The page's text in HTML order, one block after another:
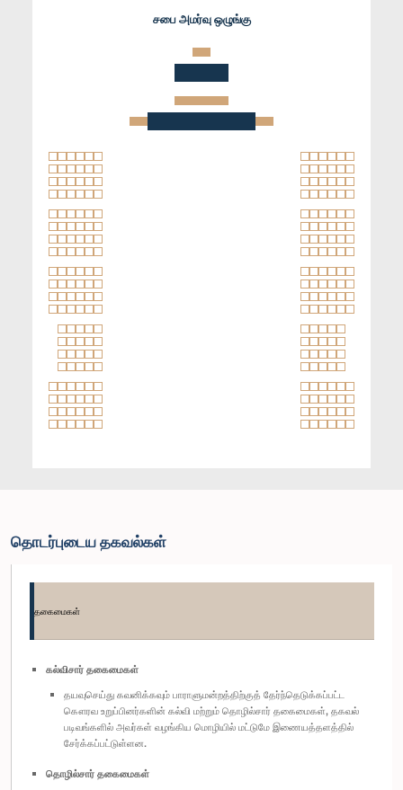
சபை அமர்வு ஒழுங்கு
தொடர்புடைய தகவல்கள்
தகைமைகள்
கல்விசார் தகைமைகள்
தயவுசெய்து கவனிக்கவும் பாராளுமன்றத்திற்குத் தேர்ந்தெடுக்கப்பட்ட
கௌரவ உறுப்பினர்களின் கல்வி மற்றும் தொழில்சார் தகைமைகள், தகவல்
படிவங்களில் அவர்கள் வழங்கிய மொழியில் மட்டுமே இணையத்தளத்தில்
சேர்க்கப்பட்டுள்ளன.
தொழில்சார் தகைமைகள்